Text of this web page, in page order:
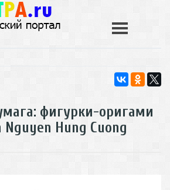
фигурки-оригами
Nguyen Hung Cuong